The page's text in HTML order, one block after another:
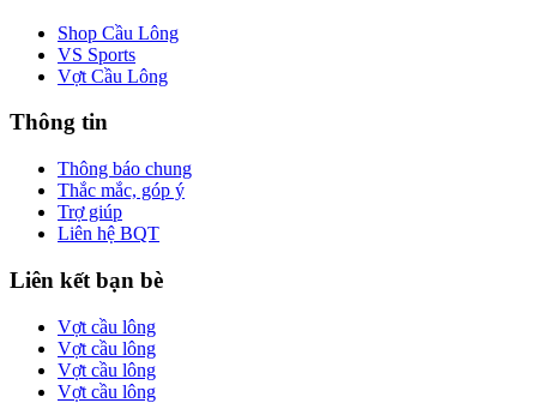
Shop Cầu Lông
VS Sports
Vợt Cầu Lông
Thông tin
Thông báo chung
Thắc mắc, góp ý
Trợ giúp
Liên hệ BQT
Liên kết bạn bè
Vợt cầu lông
Vợt cầu lông
Vợt cầu lông
Vợt cầu lông